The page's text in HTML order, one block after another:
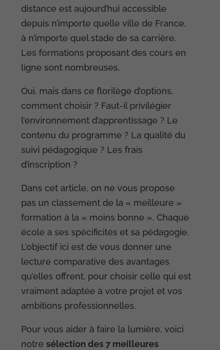
distance est aujourd’hui accessible
depuis n’importe quelle ville de France,
à n’importe quel stade de sa carrière.
Les formations proposant des cours en
ligne sont nombreuses.
Oui, mais dans ce florilège d’options,
comment choisir ? Faut-il privilégier
l’environnement d’apprentissage ? Le
contenu du programme ? La qualité du
suivi pédagogique ? Les frais
d’inscription ?
Dans cet article, on ne vous propose
pas un classement de la « meilleure »
formation à la « moins bonne ». Chaque
école a ses spécificités et sa pédagogie.
L’objectif ici est de vous donner une
lecture comparative des avantages
qu’elles offrent, pour choisir celle qui est
vraiment adaptée à votre projet et vos
ambitions professionnelles.
Pour vous aider à faire la lumière, voici
notresélection des 7 meilleures